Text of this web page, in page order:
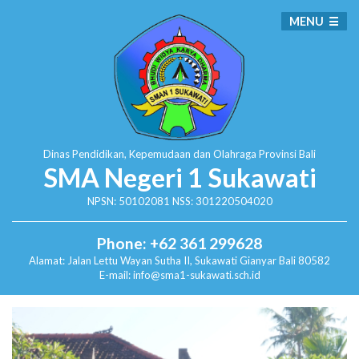
Dinas Pendidikan, Kepemudaan dan Olahraga Provinsi Bali
SMA Negeri 1 Sukawati
NPSN: 50102081 NSS: 301220504020
Phone: +62 361 299628
Alamat: Jalan Lettu Wayan Sutha II, SukawatiGianyar Bali 80582
E-mail: info@sma1-sukawati.sch.id
MENU